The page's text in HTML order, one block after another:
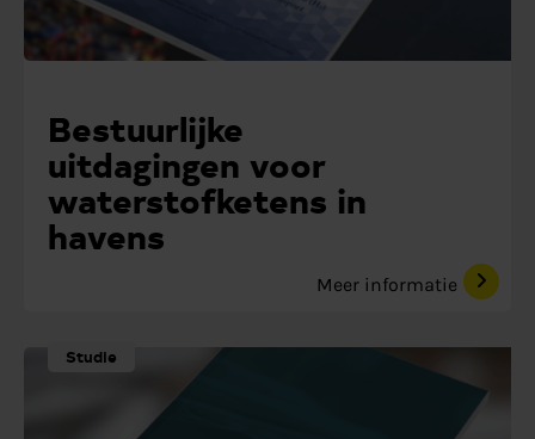
Bestuurlijke
uitdagingen voor
waterstofketens in
havens
Meer informatie
Studie